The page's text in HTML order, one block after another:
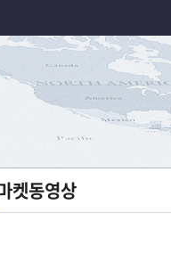
켓동영상